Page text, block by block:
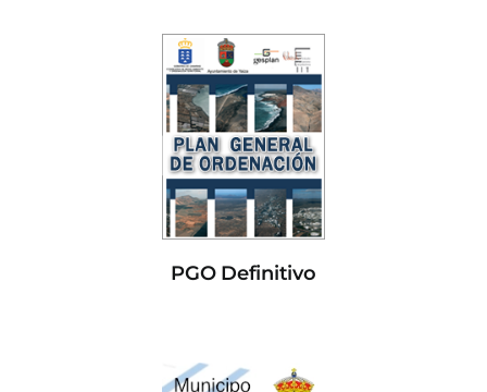
PGO Definitivo